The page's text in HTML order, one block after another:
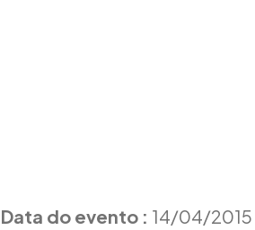
Data do evento : 14/04/2015